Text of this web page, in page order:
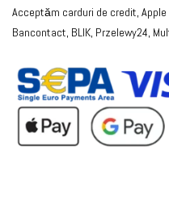
Acceptăm carduri de credit, Apple
Bancontact, BLIK, Przelewy24,